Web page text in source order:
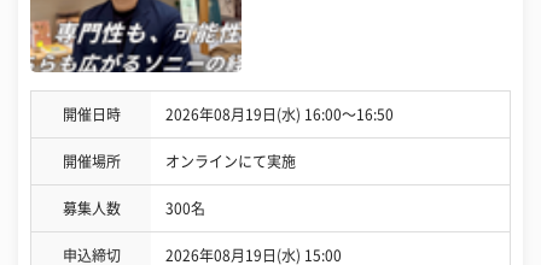
開催日時 2026年08月19日(水) 16:00〜16:50
開催場所 オンラインにて実施
募集人数 300名
申込締切 2026年08月19日(水) 15:00